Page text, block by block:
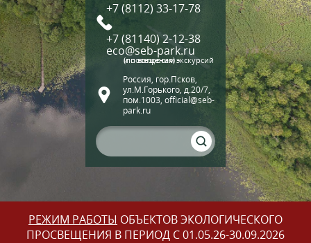
+7 (8112) 33-17-78
+7 (81140) 2-12-38
eco@seb-park.ru
(по вопросам экскурсий и посещения)
Россия, гор.Псков,
ул.М.Горького, д.20/7,
пом.1003, official@seb-
park.ru
РЕЖИМ РАБОТЫ ОБЪЕКТОВ ЭКОЛОГИЧЕСКОГО
ПРОСВЕЩЕНИЯ В ПЕРИОД С 01.05.26-30.09.2026